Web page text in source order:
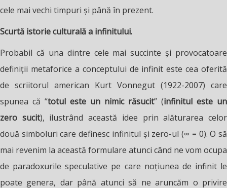
cele mai vechi timpuri și până în prezent.
Scurtă istorie culturală a infinitului.
Probabil că una dintre cele mai succinte și provocatoare
definiții metaforice a conceptului de infinit este cea oferită
de scriitorul american Kurt Vonnegut (1922-2007) care
spunea că “totul este un nimic răsucit” (infinitul este un
zero sucit), ilustrând această idee prin alăturarea celor
două simboluri care definesc infinitul și zero-ul (∞ = 0). O să
mai revenim la această formulare atunci când ne vom ocupa
de paradoxurile speculative pe care noțiunea de infinit le
poate genera, dar până atunci să ne aruncăm o privire